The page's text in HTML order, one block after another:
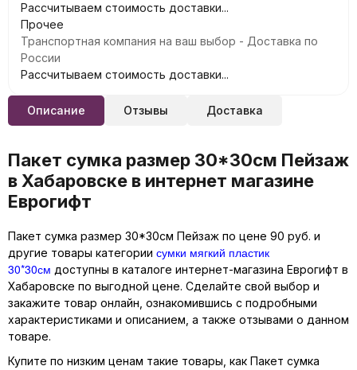
Рассчитываем стоимость доставки...
Прочее
Транспортная компания на ваш выбор - Доставка по
России
Рассчитываем стоимость доставки...
Описание Отзывы Доставка
Пакет сумка размер 30*30см Пейзаж
в Хабаровске в интернет магазине
Еврогифт
Пакет сумка размер 30*30см Пейзаж по цене 90 руб. и
другие товары категории сумки мягкий пластик
30*30см доступны в каталоге интернет-магазина Еврогифт в
Хабаровске по выгодной цене. Сделайте свой выбор и
закажите товар онлайн, ознакомившись с подробными
характеристиками и описанием, а также отзывами о данном
товаре.
Купите по низким ценам такие товары, как Пакет сумка